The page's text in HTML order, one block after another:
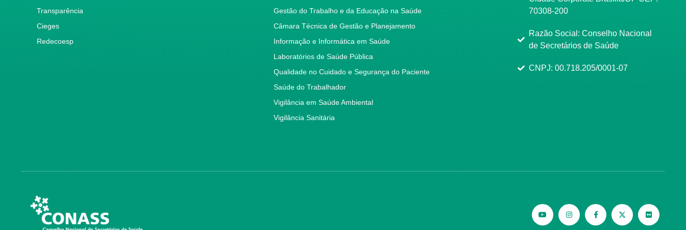
Transparência
Cieges
Redecoesp
Gestão do Trabalho e da Educação na Saúde
Câmara Técnica de Gestão e Planejamento
Informação e Informática em Saúde
Laboratórios de Saúde Pública
Qualidade no Cuidado e Segurança do Paciente
Saúde do Trabalhador
Vigilância em Saúde Ambiental
Vigilância Sanitária
70308-200
Razão Social: Conselho Nacional
de Secretários de Saúde
CNPJ: 00.718.205/0001-07